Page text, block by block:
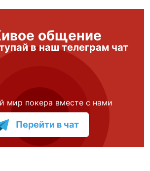
общение
в наш телеграм чат
мир покера вместе с нами
Перейти в чат